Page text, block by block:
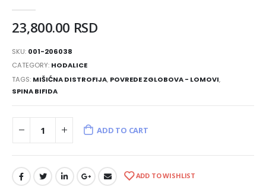
23,800.00 RSD
SKU: 001-206038
CATEGORY: HODALICE
TAGS: MIŠIĆNA DISTROFIJA, POVREDE ZGLOBOVA - LOMOVI,
SPINA BIFIDA
ADD TO CART
ADD TO WISHLIST